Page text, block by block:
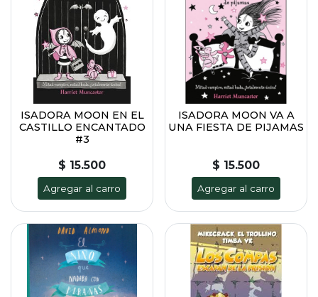
ISADORA MOON EN EL
CASTILLO ENCANTADO
#3
$ 15.500
Agregar al carro
ISADORA MOON VA A
UNA FIESTA DE PIJAMAS
$ 15.500
Agregar al carro